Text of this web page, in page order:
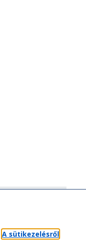
A sütikezelésről